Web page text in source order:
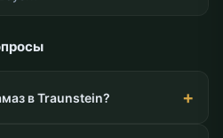
в Traunstein?